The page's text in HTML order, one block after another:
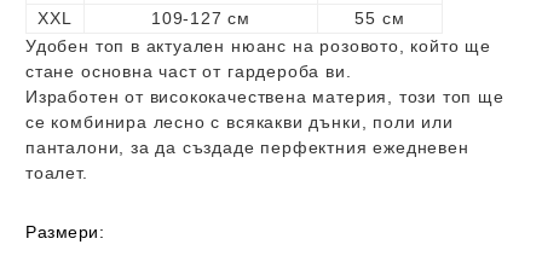
XXL
109-127 см
55 см
Удобен топ в актуален нюанс на розовото, който ще
стане основна част от гардероба ви.
Изработен от висококачествена материя, този топ ще
се комбинира лесно с всякакви дънки, поли или
панталони, за да създаде перфектния ежедневен
тоалет.
Размери: